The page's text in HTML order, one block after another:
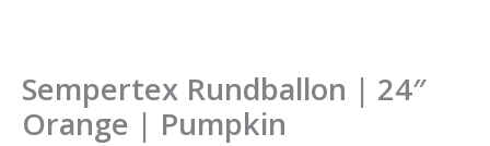
Sempertex Rundballon | 24″
Orange | Pumpkin